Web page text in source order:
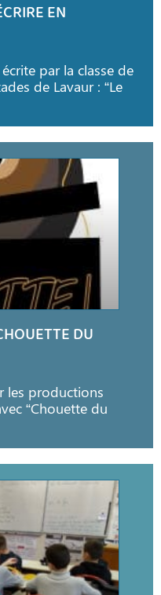
EN
par la classe de
de Lavaur : “Le
DU
les productions
“Chouette du